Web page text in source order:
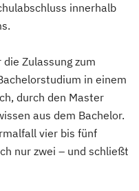
europäischen
und
innerhalb
Zulassung zum
in einem
durch den Master
aus dem Bachelor.
vier bis fünf
nur zwei – und schließt